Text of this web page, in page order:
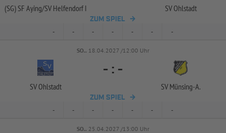
(SG) SF Aying/SV Helfendorf I SV Ohlstadt
ZUM SPIEL
- - - - - - -
SO.. 18.04.2027 /12:00 Uhr
SV Ohlstadt
- : -
SV Münsing-A.
ZUM SPIEL
- - - - - - -
SO.. 25.04.2027 /13:00 Uhr